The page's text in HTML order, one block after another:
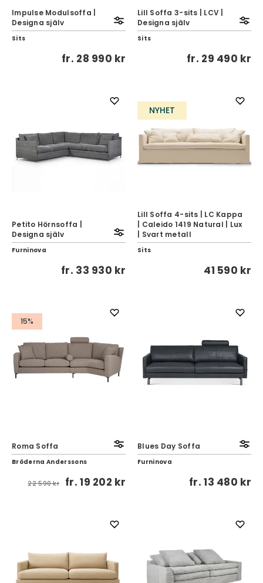
Impulse Modulsoffa |
Designa själv
Sits
fr. 28 990 kr
Lill Soffa 3-sits | LCV |
Designa själv
Sits
fr. 29 490 kr
Petito Hörnsoffa |
Designa själv
Furninova
fr. 33 930 kr
NYHET
Lill Soffa 4-sits | LC Kappa
| Caleido 1419 Natural | Lux
| Svart metall
Sits
41 590 kr
15%
Roma Soffa
Bröderna Anderssons
22 590 kr fr.19 202 kr
Blues Day Soffa
Furninova
fr.13 480 kr